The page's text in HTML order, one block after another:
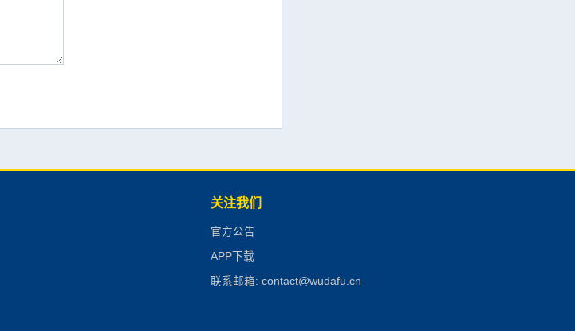
关注我们
官方公告
APP下载
联系邮箱: contact@wudafu.cn